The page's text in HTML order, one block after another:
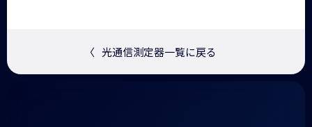
〈 光通信測定器一覧に戻る